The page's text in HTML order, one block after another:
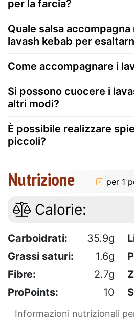
per la farcia?
Quale salsa accompagna
lavash kebab per
Come accompagnare i
Si possono cuocere i
altri modi?
È possibile realizzare
piccoli?
Nutrizione per 1
Calorie:
Carboidrati: 35.9g
Grassi saturi:
1.6g
Fibre:
2.7g
ProPoints:
10
Informazioni nutrizionali